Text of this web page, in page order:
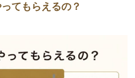
てもらえるの？